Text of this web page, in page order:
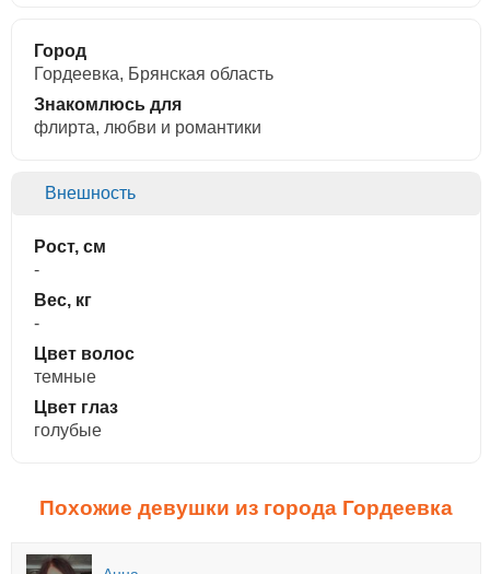
Город
Гордеевка, Брянская область
Знакомлюсь для
флирта, любви и романтики
Внешность
Рост, см
-
Вес, кг
-
Цвет волос
темные
Цвет глаз
голубые
Похожие девушки из города Гордеевка